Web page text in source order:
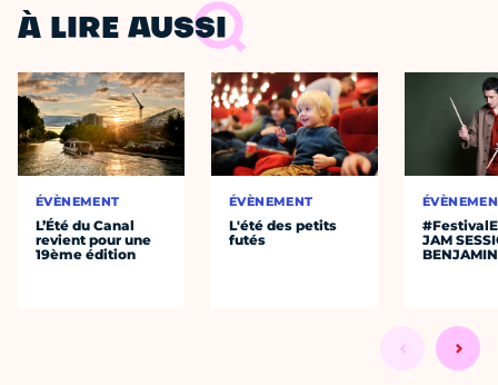
À LIRE AUSSI
ÉVÈNEMENT
L’Été du Canal
revient pour une
19ème édition
ÉVÈNEMENT
L'été des petits
futés
JAM